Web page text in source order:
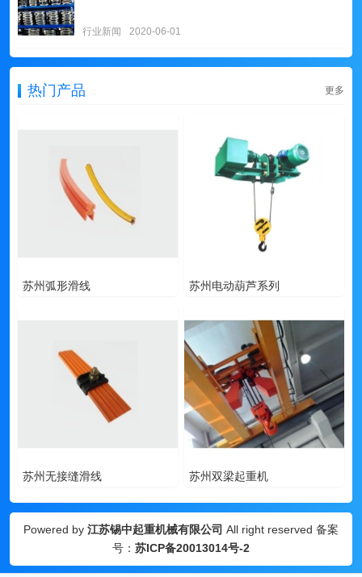
行业新闻 2020-06-01
热门产品 更多
苏州弧形滑线 苏州电动葫芦系列
苏州无接缝滑线 苏州双梁起重机
Powered by 江苏锡中起重机械有限公司 All right reserved 备案
号： 苏ICP备20013014号-2